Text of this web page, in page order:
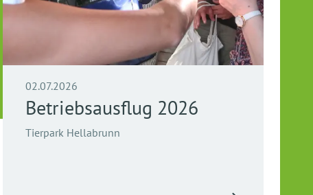
02.07.2026
Betriebsausflug 2026
Tierpark Hellabrunn